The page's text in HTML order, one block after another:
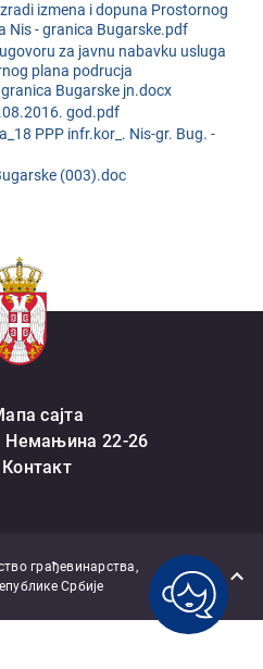
izmena i dopuna Prostornog
Nis - granica Bugarske.pdf
za javnu nabavku usluga
plana podrucja
Bugarske jn.docx
god.pdf
PPP infr.kor_. Nis-gr. Bug. -
(003).doc
сајта
Немањина 22-26
Контакт
грађевинарства,
Србије